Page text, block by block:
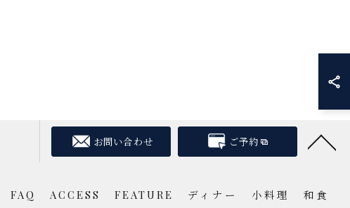
お問い合わせ ご予約
FAQ ACCESS FEATURE ディナー 小料理 和食